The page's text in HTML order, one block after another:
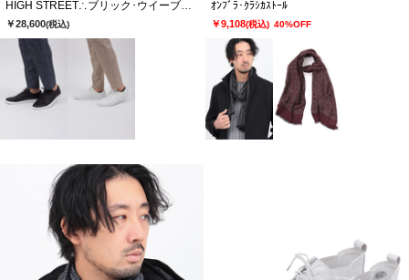
￥28,600(税込)
ｵﾝﾌﾞﾗ･ｸﾗｼｶｽﾄｰﾙ
￥9,108(税込) 40%OFF